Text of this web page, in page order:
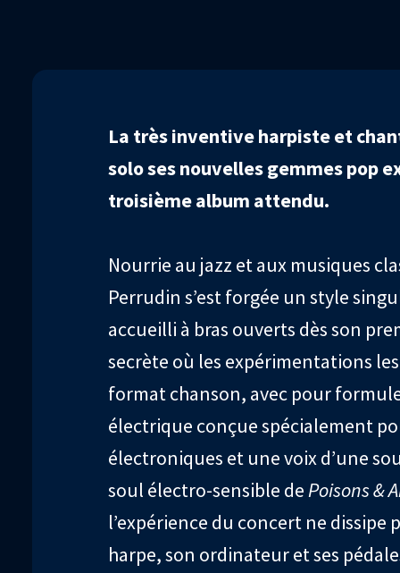
La très inventive harpiste et
solo ses nouvelles gemmes pop
troisième album attendu.
Nourrie au jazz et aux musiques
Perrudin s’est forgée un style
accueilli à bras ouverts dès son
secrète où les expérimentations
format chanson, avec pour
électrique conçue spécialement
électroniques et une voix d’une
soul électro-sensible dePoisons &
l’expérience du concert ne dissipe
harpe, son ordinateur et ses